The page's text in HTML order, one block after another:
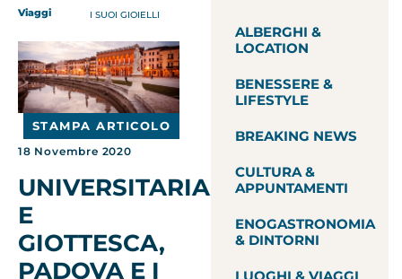
Viaggi
I SUOI GIOIELLI
STAMPA ARTICOLO
18 Novembre 2020
UNIVERSITARIA
E
GIOTTESCA,
PADOVA E I
ALBERGHI &
LOCATION
BENESSERE &
LIFESTYLE
BREAKING NEWS
CULTURA &
APPUNTAMENTI
ENOGASTRONOMIA
& DINTORNI